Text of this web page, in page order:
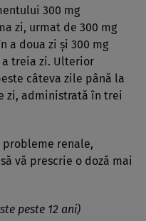
300 mg
zi, urmat de 300 mg
a doua zi şi 300 mg
treia zi. Ulterior
câteva zile până la
zi, administrată în trei
probleme renale,
vă prescrie o doză mai
peste 12 ani)